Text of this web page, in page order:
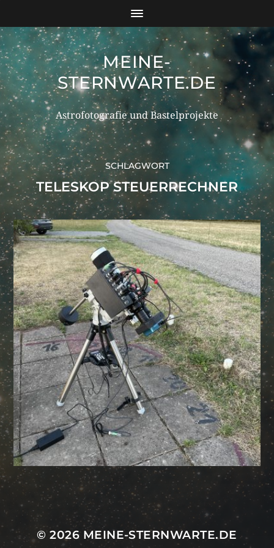
MEINE-
STERNWARTE.DE
Astrofotografie und Bastelprojekte
SCHLAGWORT
TELESKOP STEUERRECHNER
Mastodon
© 2026 MEINE-STERNWARTE.DE